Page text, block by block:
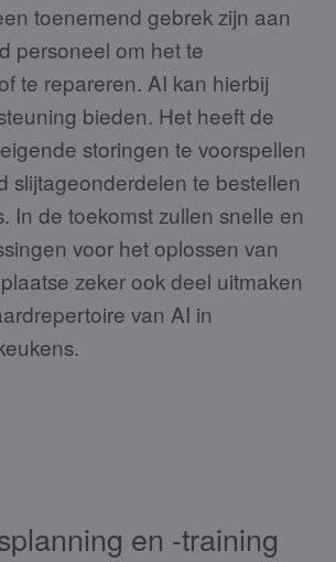
toenemend gebrek zijn aan
personeel om het te
te repareren. AI kan hierbij
bieden. Het heeft de
storingen te voorspellen
slijtageonderdelen te bestellen
In de toekomst zullen snelle en
voor het oplossen van
zeker ook deel uitmaken
van AI in
en -training